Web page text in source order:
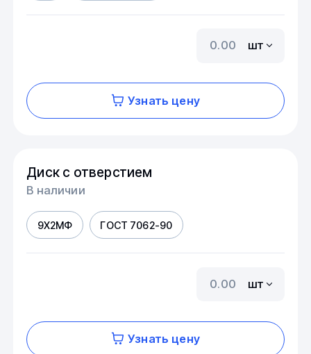
шт
Узнать цену
Диск с отверстием
В наличии
9Х2МФ ГОСТ 7062-90
шт
Узнать цену